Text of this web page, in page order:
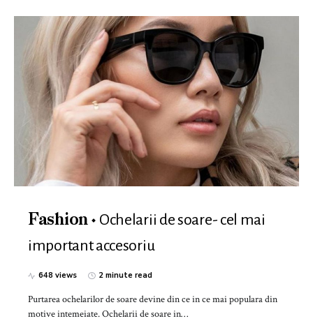
Fashion
Ochelarii de soare- cel mai
important accesoriu
648 views 2 minute read
Purtarea ochelarilor de soare devine din ce in ce mai populara din
motive intemeiate. Ochelarii de soare in…